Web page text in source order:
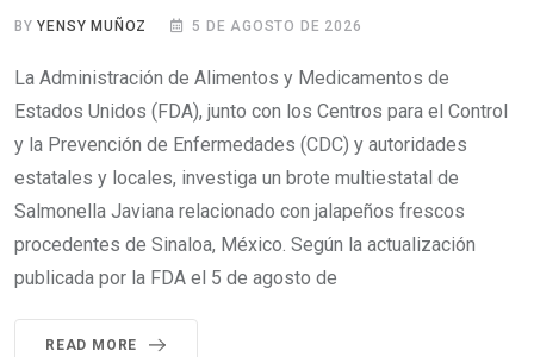
BYYENSY MUÑOZ 5 DE AGOSTO DE 2026
La Administración de Alimentos y Medicamentos de
Estados Unidos (FDA), junto con los Centros para el Control
y la Prevención de Enfermedades (CDC) y autoridades
estatales y locales, investiga un brote multiestatal de
Salmonella Javiana relacionado con jalapeños frescos
procedentes de Sinaloa, México. Según la actualización
publicada por la FDA el 5 de agosto de
READ MORE